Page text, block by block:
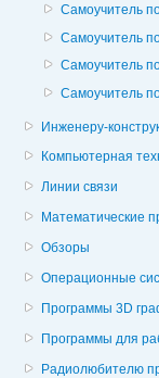
Самоучитель
Самоучитель
Самоучитель
Самоучитель
Инженеру-
Компьютерная
Линии связи
Математические
Обзоры
Операционные
Программы 3D
Программы для
Радиолюбителю